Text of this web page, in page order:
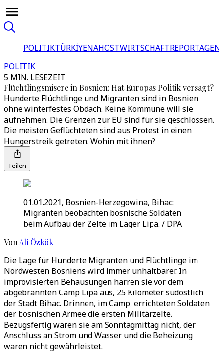
POLITIKTÜRKİYENAHOSTWIRTSCHAFT
POLITIK
5 MIN. LESEZEIT
Flüchtlingsmisere in Bosnien: Hat Europas Politik versagt?
Hunderte Flüchtlinge und Migranten sind in Bosnien
ohne winterfestes Obdach. Keine Kommune will sie
aufnehmen. Die Grenzen zur EU sind für sie geschlossen.
Die meisten Geflüchteten sind aus Protest in einen
Hungerstreik getreten. Wohin mit ihnen?
Teilen
01.01.2021, Bosnien-Herzegowina, Bihac:
Migranten beobachten bosnische Soldaten
beim Aufbau der Zelte im Lager Lipa. / DPA
Von Ali Özkök
Die Lage für Hunderte Migranten und Flüchtlinge im
Nordwesten Bosniens wird immer unhaltbarer. In
improvisierten Behausungen harren sie vor dem
abgebrannten Camp Lipa aus, 25 Kilometer südöstlich
der Stadt Bihac. Drinnen, im Camp, errichteten Soldaten
der bosnischen Armee die ersten Militärzelte.
Bezugsfertig waren sie am Sonntagmittag nicht, der
Anschluss an Strom und Wasser und die Beheizung
waren nicht gewährleistet.